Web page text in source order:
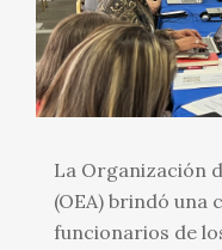
La Organización
(OEA) brindó una
funcionarios de